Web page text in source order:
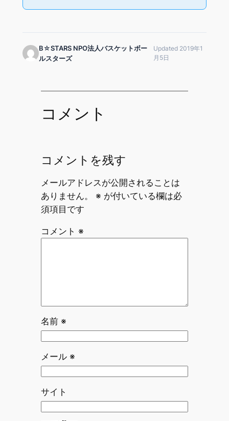
B☆STARS NPO法人バスケットボー
ルスターズ
Updated 2019年1
月5日
コメント
コメントを残す
メールアドレスが公開されることは
ありません。
※ が付いている欄は必
須項目です
コメント ※
名前 ※
メール ※
サイト